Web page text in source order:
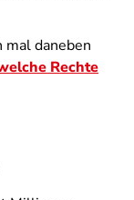
mal daneben
Rechte